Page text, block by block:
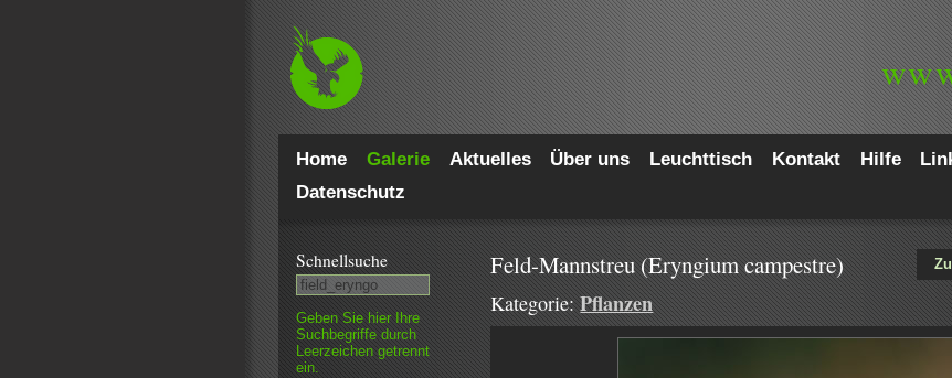
Home Galerie Aktuelles Über uns Leuchttisch Kontakt Hilfe
Datenschutz
Schnell­suche
Geben Sie hier Ihre
Such­begriffe durch
Leer­zeichen getrennt
ein.
Feld-Mannstreu (Eryngium campestre)
Kategorie:Pflanzen